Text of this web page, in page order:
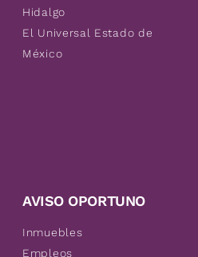
Hidalgo
El Universal Estado de
México
AVISO OPORTUNO
Inmuebles
Empleos